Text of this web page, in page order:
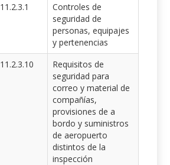
11.2.3.1
Controles de
seguridad de
personas, equipajes
y pertenencias
11.2.3.10
Requisitos de
seguridad para
correo y material de
compañías,
provisiones de a
bordo y suministros
de aeropuerto
distintos de la
inspección